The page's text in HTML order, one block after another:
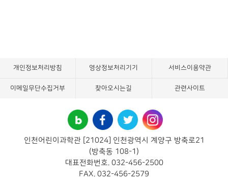
개인정보처리방침 영상정보처리기기 서비스이용약관
이메일무단수집거부 찾아오시는길 관련사이트
인천어린이과학관 [21024] 인천광역시 계양구 방축로21
(방축동 108-1)
대표전화번호. 032-456-2500
FAX. 032-456-2579